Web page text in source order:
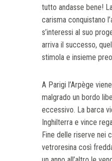
tutto andasse bene!
carisma conquistano
s’interessi al suo
arriva il successo,
stimola e insieme
A Parigi l’Arpège
malgrado un bordo
eccessivo. La barca
Inghilterra e vince
Fine delle riserve nei
vetroresina così